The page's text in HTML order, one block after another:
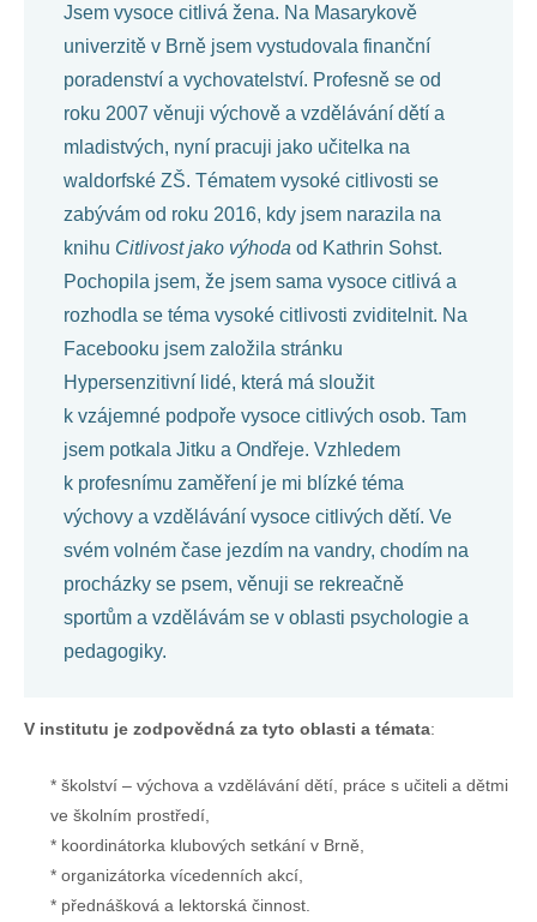
Jsem vysoce citlivá žena. Na Masarykově
univerzitě v Brně jsem vystudovala finanční
poradenství a vychovatelství. Profesně se od
roku 2007 věnuji výchově a vzdělávání dětí a
mladistvých, nyní pracuji jako učitelka na
waldorfské ZŠ. Tématem vysoké citlivosti se
zabývám od roku 2016, kdy jsem narazila na
knihu Citlivost jako výhoda od Kathrin Sohst.
Pochopila jsem, že jsem sama vysoce citlivá a
rozhodla se téma vysoké citlivosti zviditelnit. Na
Facebooku jsem založila stránku
Hypersenzitivní lidé, která má sloužit
k vzájemné podpoře vysoce citlivých osob. Tam
jsem potkala Jitku a Ondřeje. Vzhledem
k profesnímu zaměření je mi blízké téma
výchovy a vzdělávání vysoce citlivých dětí. Ve
svém volném čase jezdím na vandry, chodím na
procházky se psem, věnuji se rekreačně
sportům a vzdělávám se v oblasti psychologie a
pedagogiky.
V institutu je zodpovědná za tyto oblasti a témata:
školství – výchova a vzdělávání dětí, práce s učiteli a dětmi
ve školním prostředí,
koordinátorka klubových setkání v Brně,
organizátorka vícedenních akcí,
přednášková a lektorská činnost.